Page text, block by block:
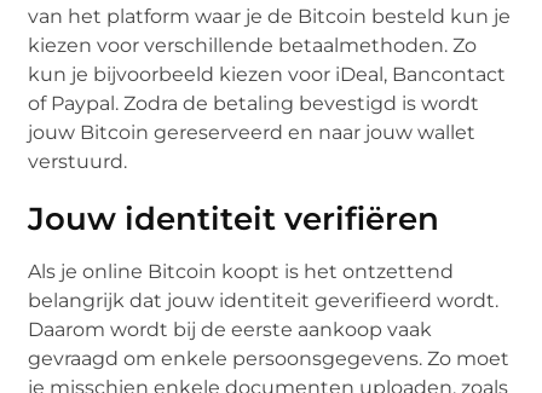
van het platform waar je de Bitcoin besteld kun je
kiezen voor verschillende betaalmethoden. Zo
kun je bijvoorbeeld kiezen voor iDeal, Bancontact
of Paypal. Zodra de betaling bevestigd is wordt
jouw Bitcoin gereserveerd en naar jouw wallet
verstuurd.
Jouw identiteit verifiëren
Als je online Bitcoin koopt is het ontzettend
belangrijk dat jouw identiteit geverifieerd wordt.
Daarom wordt bij de eerste aankoop vaak
gevraagd om enkele persoonsgegevens. Zo moet
je misschien enkele documenten uploaden, zoals